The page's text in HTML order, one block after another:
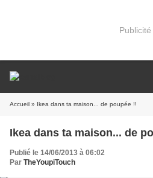
Publicité
Accueil » Ikea dans ta maison... de poupée !!
Ikea dans ta maison... de
Publié le 14/06/2013 à 06:02
Par TheYoupiTouch